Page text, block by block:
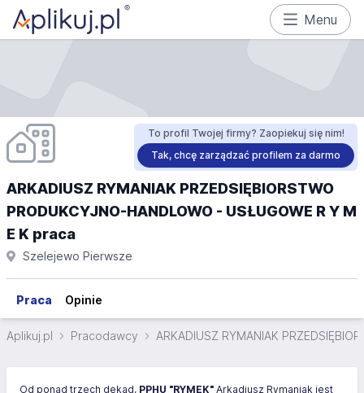
Menu
To profil Twojej firmy? Zaopiekuj się nim!
Tak, chcę zarządzać profilem za darmo
ARKADIUSZ RYMANIAK PRZEDSIĘBIORSTWO
PRODUKCYJNO-HANDLOWO - USŁUGOWE R Y M
E K praca
Szelejewo Pierwsze
Praca Opinie
Aplikuj.pl Pracodawcy ARKADIUSZ RYMANIAK
Od ponad trzech dekad, PPHU "RYMEK" Arkadiusz Rymaniak jest